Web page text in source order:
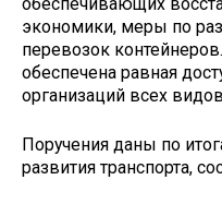
экономики, меры по
перевозок
обеспечена равная
организаций всех
Поручения даны по
развития транспорта,